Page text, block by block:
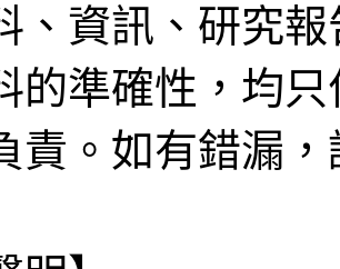
、資訊、研究
的準確性，均
責。如有錯漏